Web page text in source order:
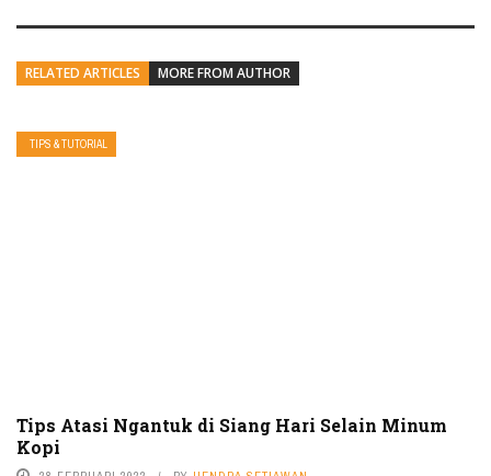
RELATED ARTICLES MORE FROM AUTHOR
TIPS & TUTORIAL
Tips Atasi Ngantuk di Siang Hari Selain Minum
Kopi